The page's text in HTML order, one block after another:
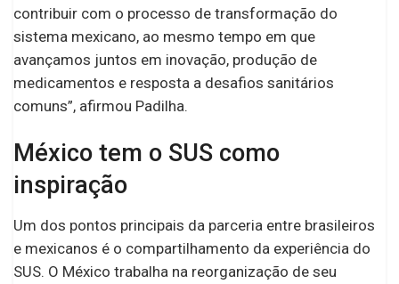
contribuir com o processo de transformação do
sistema mexicano, ao mesmo tempo em que
avançamos juntos em inovação, produção de
medicamentos e resposta a desafios sanitários
comuns”, afirmou Padilha.
México tem o SUS como
inspiração
Um dos pontos principais da parceria entre brasileiros
e mexicanos é o compartilhamento da experiência do
SUS. O México trabalha na reorganização de seu